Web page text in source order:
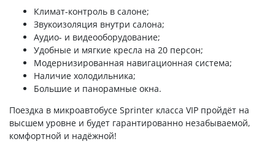
Климат-контроль в салоне;
Звукоизоляция внутри салона;
Аудио- и видеооборудование;
Удобные и мягкие кресла на 20 персон;
Модернизированная навигационная система;
Наличие холодильника;
Большие и панорамные окна.
Поездка в микроавтобусе Sprinter класса VIP пройдёт на
высшем уровне и будет гарантированно незабываемой,
комфортной и надёжной!